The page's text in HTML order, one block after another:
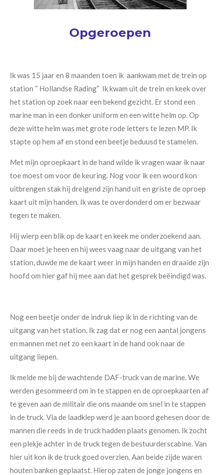
Opgeroepen
Ik was 15 jaar en 8 maanden toen ik aankwam met de trein op
station “ Hollandse Rading” Ik kwam uit de trein en keek over
het station op zoek naar een bekend gezicht. Er stond een
marine man in een donker uniform en een witte helm op. Op
deze witte helm was met grote rode letters te lezen MP. Ik
stapte op hem af en stond een beetje beduusd te stamelen.
Met mijn oproepkaart in de hand wilde ik vragen waar ik naar
toe moest om voor de keuring. Nog voor ik een woord kon
uitbrengen stak hij dreigend zijn hand uit en griste de oproep
kaart uit mijn handen. Ik was te overdonderd om er bezwaar
tegen te maken.
Hij wierp een blik op de kaart en keek me onderzoekend aan.
Daar moet je heen en hij wees vaag naar de uitgang van het
station, duwde me de kaart weer in mijn handen en draaide zijn
hoofd om hier gaf hij mee aan dat het gesprek beëindigd was.
Nog een beetje onder de indruk liep ik in de richting van de
uitgang van het station. Ik zag dat er nog een aantal jongens
en mannen met net zo een kaart in de hand ook naar de
uitgang liepen.
Ik melde me bij de wachtende DAF-truck van de marine. We
werden gesommeerd om in te stappen en de oproepkaarten af
te geven aan de militair die ons maande om snel in te stappen
in de truck. Via de laadklep werd je aan boord gehesen door de
mannen die reeds in de truck hadden plaats genomen. Ik zocht
een plekje achter in de truck tegen de bestuurderscabine. Van
hier uit kon ik de truck goed overzien. Aan beide zijde waren
houten banken geplaatst. Hierop zaten de jonge jongens en